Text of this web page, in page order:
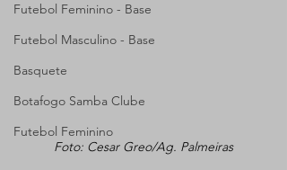
Futebol Feminino - Base
Futebol Masculino - Base
Basquete
Botafogo Samba Clube
Futebol Feminino
Foto: Cesar Greo/Ag. Palmeiras